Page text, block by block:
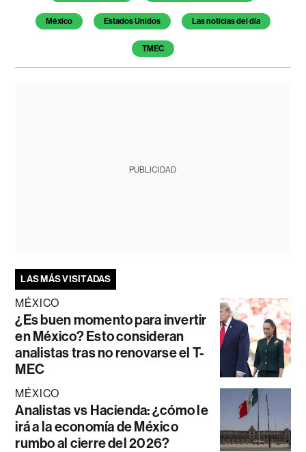
México Estados Unidos Las noticias del día
TMEC
PUBLICIDAD
LAS MÁS VISITADAS
MÉXICO
¿Es buen momento para invertir
en México? Esto consideran
analistas tras no renovarse el T-
MEC
MÉXICO
Analistas vs Hacienda: ¿cómo le
irá a la economía de México
rumbo al cierre del 2026?